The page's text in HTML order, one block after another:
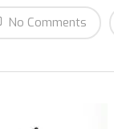
No Comments